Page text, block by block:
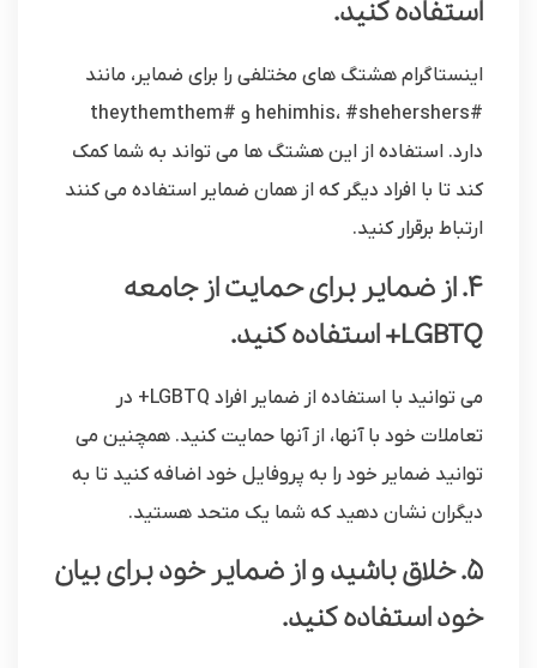
استفاده کنید.
اینستاگرام هشتگ های مختلفی را برای ضمایر، مانند
#hehimhis، #shehershers و #theythemthem
دارد. استفاده از این هشتگ ها می تواند به شما کمک
کند تا با افراد دیگر که از همان ضمایر استفاده می کنند
ارتباط برقرار کنید.
4. از ضمایر برای حمایت از جامعه
LGBTQ+ استفاده کنید.
می توانید با استفاده از ضمایر افراد LGBTQ+ در
تعاملات خود با آنها، از آنها حمایت کنید. همچنین می
توانید ضمایر خود را به پروفایل خود اضافه کنید تا به
دیگران نشان دهید که شما یک متحد هستید.
5. خلاق باشید و از ضمایر خود برای بیان
خود استفاده کنید.